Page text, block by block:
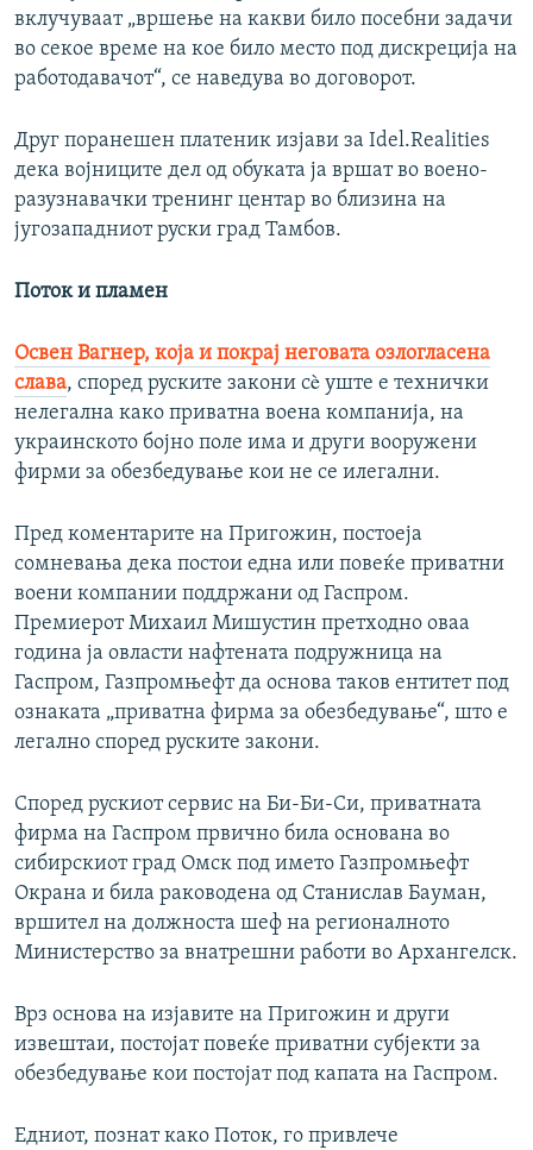
вклучуваат „вршење на какви било посебни задачи
во секое време на кое било место под дискреција на
работодавачот“, се наведува во договорот.
Друг поранешен платеник изјави за Idel.Realities
дека војниците дел од обуката ја вршат во воено-
разузнавачки тренинг центар во близина на
југозападниот руски град Тамбов.
Поток и пламен
Освен Вагнер, која и покрај неговата озлогласена
слава, според руските закони сè уште е технички
нелегална како приватна воена компанија, на
украинското бојно поле има и други вооружени
фирми за обезбедување кои не се илегални.
Пред коментарите на Пригожин, постоеја
сомневања дека постои една или повеќе приватни
воени компании поддржани од Гаспром.
Премиерот Михаил Мишустин претходно оваа
година ја овласти нафтената подружница на
Гаспром, Газпромњефт да основа таков ентитет под
ознаката „приватна фирма за обезбедување“, што е
легално според руските закони.
Според рускиот сервис на Би-Би-Си, приватната
фирма на Гаспром првично била основана во
сибирскиот град Омск под името Газпромњефт
Окрана и била раководена од Станислав Бауман,
вршител на должноста шеф на регионалното
Министерство за внатрешни работи во Архангелск.
Врз основа на изјавите на Пригожин и други
извештаи, постојат повеќе приватни субјекти за
обезбедување кои постојат под капата на Гаспром.
Едниот, познат како Поток, го привлече